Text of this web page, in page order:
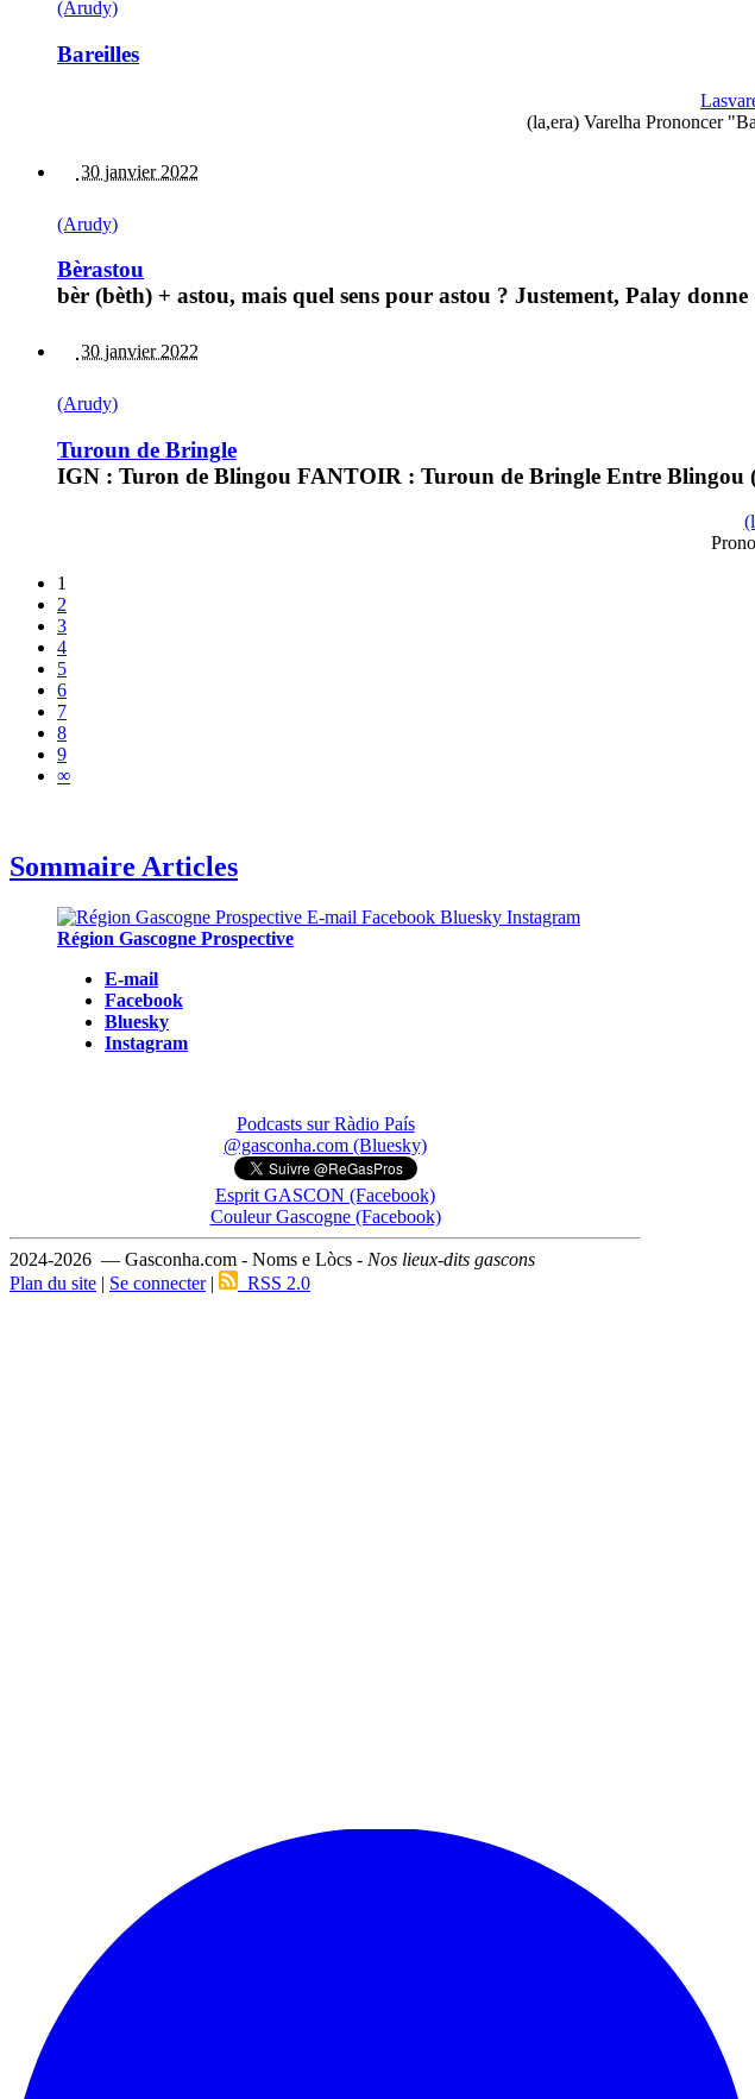
(Arudy)
Bareilles
(la,era) Varelha Prononcer
30 janvier 2022
(Arudy)
Bèrastou
bèr (bèth) + astou, mais quel sens pour astou ? Justement, Palay
30 janvier 2022
(Arudy)
Turoun de Bringle
IGN : Turon de Blingou FANTOIR : Turoun de Bringle Entre Blingou
1
2
3
4
5
6
7
8
9
∞
Sommaire Articles
Région Gascogne Prospective
E-mail
Facebook
Bluesky
Instagram
Podcasts sur Ràdio País
@gasconha.com (Bluesky)
Esprit GASCON (Facebook)
Couleur Gascogne (Facebook)
2024-2026 — Gasconha.com - Noms e Lòcs - Nos lieux-dits gascons
Plan du site | Se connecter| RSS 2.0